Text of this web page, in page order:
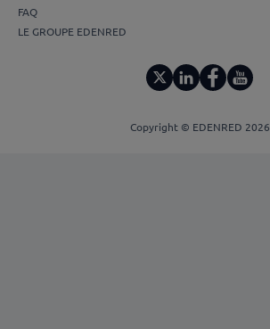
FAQ
LE GROUPE EDENRED
Copyright © EDENRED 2026